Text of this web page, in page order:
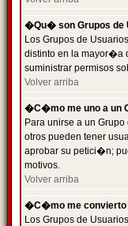
�Qu� son Grupos de
Los Grupos de
distinto en la mayor�a
suministrar permisos
Volver arriba
�C�mo me uno a un
Para unirse a un
otros pueden tener
aprobar su petici�n;
motivos.
Volver arriba
�C�mo me convierto
Los Grupos de